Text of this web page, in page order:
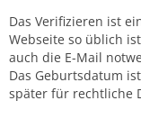
Das Verifizieren ist
Webseite so üblich
auch die E-Mail
Das Geburtsdatum
später für rechtliche